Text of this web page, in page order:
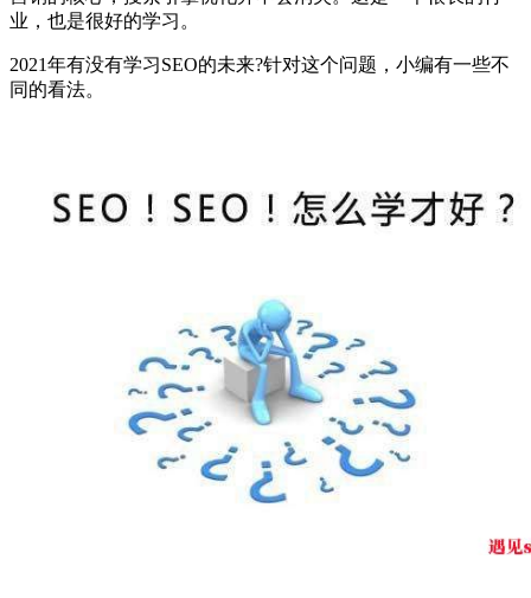
业，也是很好的学习。
2021年有没有学习SEO的未来?针对这个问题，小编有一些不
同的看法。